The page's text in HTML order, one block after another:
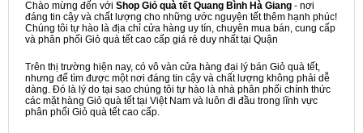
Chào mừng đến với Shop Giỏ quà tết Quang Bình Hà Giang - nơi
đáng tin cậy và chất lượng cho những ước nguyện tết thêm hạnh phúc!
Chúng tôi tự hào là địa chỉ cửa hàng uy tín, chuyên mua bán, cung cấp
và phân phối Giỏ quà tết cao cấp giá rẻ duy nhất tại Quận
Trên thị trường hiện nay, có vô vàn cửa hàng đại lý bán Giỏ quà tết,
nhưng để tìm được một nơi đáng tin cậy và chất lượng không phải dễ
dàng. Đó là lý do tại sao chúng tôi tự hào là nhà phân phối chính thức
các mặt hàng Giỏ quà tết tại Việt Nam và luôn đi đầu trong lĩnh vực
phân phối Giỏ quà tết cao cấp.